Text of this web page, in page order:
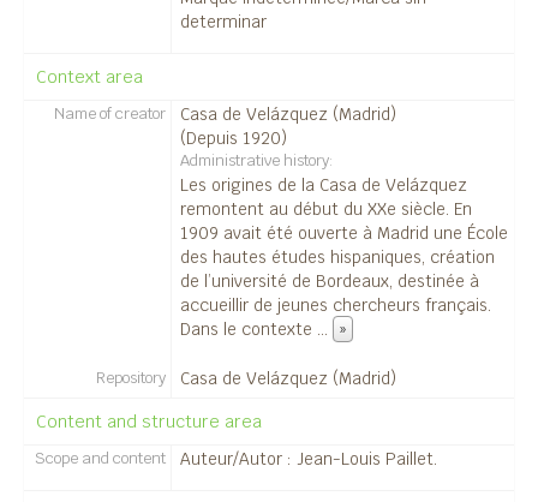
determinar
Context area
Name of creator
Casa de Velázquez (Madrid)
(Depuis 1920)
Administrative history
Les origines de la Casa de Velázquez
remontent au début du XXe siècle. En
1909 avait été ouverte à Madrid une École
des hautes études hispaniques, création
de l’université de Bordeaux, destinée à
accueillir de jeunes chercheurs français.
Dans le contexte ... »
Repository
Casa de Velázquez (Madrid)
Content and structure area
Scope and content Auteur/Autor : Jean-Louis Paillet.